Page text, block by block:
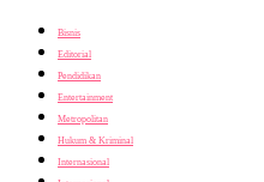
Bisnis
Editorial
Pendidikan
Entertainment
Metropolitan
Hukum & Kriminal
Internasional